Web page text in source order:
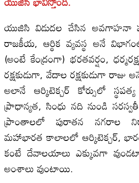
యుజిసి విడుదల చేసిన అవగాహనా
రాజకీయ, ఆర్థిక వ్యవస్థ అనే
(అంటే కేంద్రంగా) భరతవర్షం,
రక్షకుడుగా, వేదాల రక్షకుడుగా
అలానే ఆర్కిటెక్చర్‌ కోర్సులో
ప్రాధాన్యత, సింధు నది నుండి
ప్రాంతాలలో పురాతన నగరాల
మహాభారత కాలాలలో ఆర్కిటెక్చర్‌,
కంటే దేవాలయాలు ఎక్కువగా
అంశాలు వుంటాయి.